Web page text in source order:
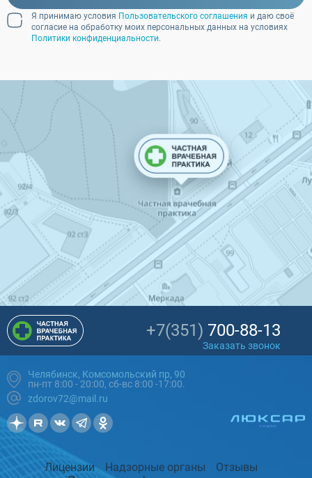
Я принимаю условия Пользовательского соглашения и даю своё
согласие на обработку моих персональных данных на условиях
Политики конфиденциальности.
+7(351) 700-88-13
Заказать звонок
Челябинск, Комсомольский пр, 90
пн-пт 8:00 - 20:00, сб-вс 8:00 -17:00.
zdorov72@mail.ru
Лицензии Надзорные органы
Отзывы